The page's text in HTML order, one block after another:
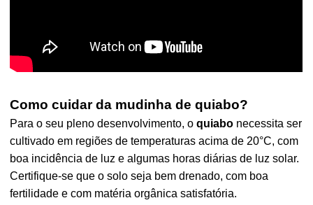
Como cuidar da mudinha de quiabo?
Para o seu pleno desenvolvimento, oquiabo necessita ser
cultivado em regiões de temperaturas acima de 20°C, com
boa incidência de luz e algumas horas diárias de luz solar.
Certifique-se que o solo seja bem drenado, com boa
fertilidade e com matéria orgânica satisfatória.